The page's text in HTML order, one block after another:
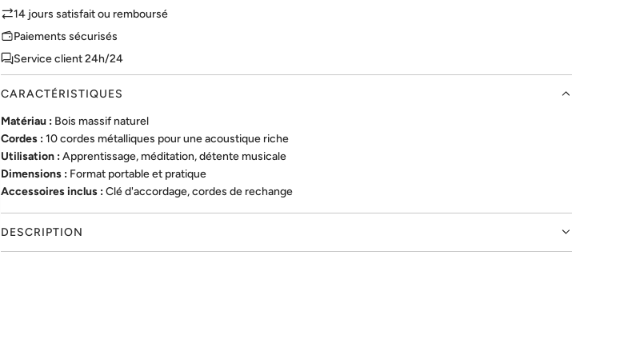
M
.
.
14 jours satisfait ou remboursé
Paiements sécurisés
Service client 24h/24
CARACTÉRISTIQUES
Matériau :Bois massif naturel
Cordes :10 cordes métalliques pour une acoustique riche
Utilisation :Apprentissage, méditation, détente musicale
Dimensions :Format portable et pratique
Accessoires inclus :Clé d'accordage, cordes de rechange
DESCRIPTION